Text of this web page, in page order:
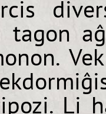
tagon
Li